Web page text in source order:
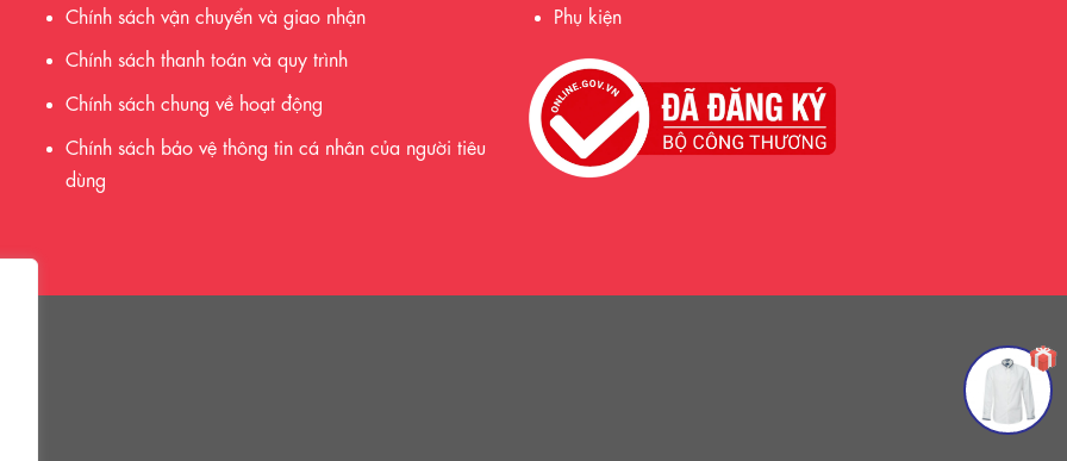
Chính sách vận chuyển và giao nhận
Chính sách thanh toán và quy trình
Chính sách chung về hoạt động
Chính sách bảo vệ thông tin cá nhân của người tiêu
dùng
Phụ kiện